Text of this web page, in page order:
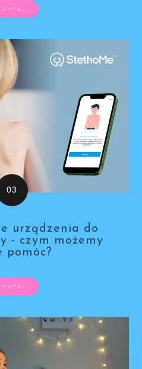
urządzenia do
- czym możemy
pomóc?